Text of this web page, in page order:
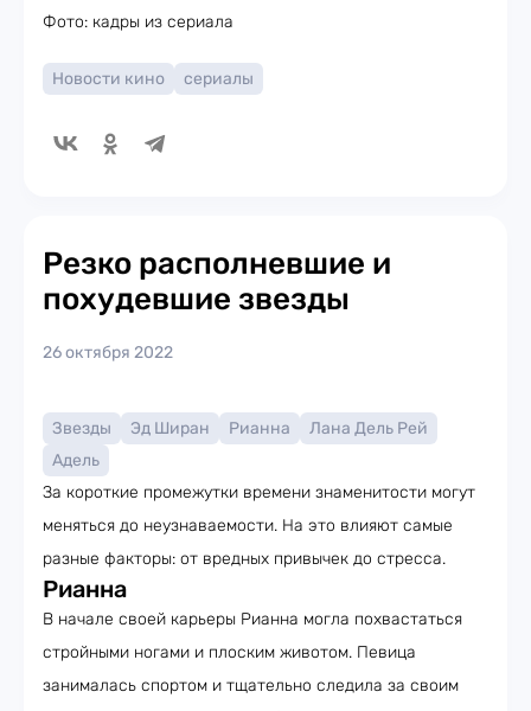
Фото: кадры из сериала
Новости кино сериалы
Резко располневшие и
похудевшие звезды
26 октября 2022
Звезды Эд Ширан Рианна
Лана Дель Рей
Адель
За короткие промежутки времени знаменитости могут
меняться до неузнаваемости. На это влияют самые
разные факторы: от вредных привычек до стресса.
Рианна
В начале своей карьеры Рианна могла похвастаться
стройными ногами и плоским животом. Певица
занималась спортом и тщательно следила за своим